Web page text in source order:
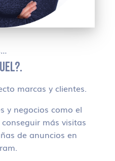
marcas y clientes.
y negocios como el
más visitas
de anuncios en